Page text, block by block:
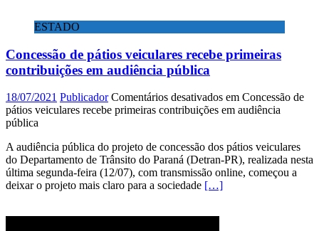
ESTADO
Concessão de pátios veiculares recebe primeiras
contribuições em audiência pública
18/07/2021 Publicador Comentários desativados em Concessão de
pátios veiculares recebe primeiras contribuições em audiência
pública
A audiência pública do projeto de concessão dos pátios veiculares
do Departamento de Trânsito do Paraná (Detran-PR), realizada nesta
última segunda-feira (12/07), com transmissão online, começou a
deixar o projeto mais claro para a sociedade […]